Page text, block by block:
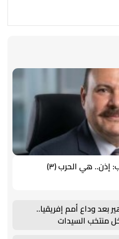
هي الحرب (٣)
بعد وداع أمم إفريقيا..
منتخب السيدات